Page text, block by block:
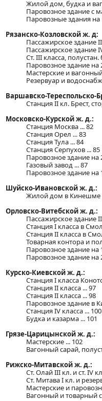
Жилой дом, будка и
Паровозное здание с
Паровозные здания на
Рязанско-Козловской ж. д:
Пассажирское здание
Пассажирское здание
Ст. III класса,
Паровозное здание на
Мастерские и
Резервуар и
Варшавско-Тереспольско-
Станция II кл. Брест,
Московско-Курской ж. д.:
Станция Москва ... 82
Станция Орел ... 83
Станция Тула ... 84
Станция Серпухов ... 85
Паровозное здание на
Газовый завод ... 87
Паровозное здание на
Шуйско-Ивановской ж. д.:
Жилой дом в Кинешме
Орловско-Витебской ж. д.:
Пассажирское здание
Станция I класса в
Станция II класса в
Товарная контора и
Паровозное здание на
Паровозное здание на
Курско-Киевской ж. д.:
Станция I класса
Станция II класса ... 97
Станция II класса ... 98
Паровозное здание в
Станция IV класса ... 100
Будка и казарма ... 101
Грязе-Царицынской ж. д.:
Мастерские ... 102
Вагонный сарай,
Рижско-Митавской ж. д.:
Ст. Олай III кл. и ст. IV
Ст. Митава I кл. и
Мастерские и
Вагонный и товарный